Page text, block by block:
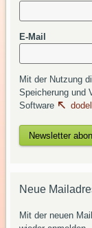
E-Mail
Mit der Nutzung
Speicherung und
Software
Neue
Mit der neuen